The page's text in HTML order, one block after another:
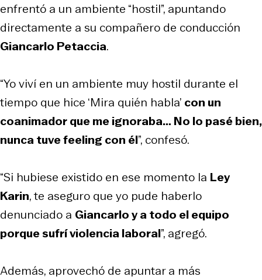
enfrentó a un ambiente “hostil”, apuntando
directamente a su compañero de conducción
Giancarlo Petaccia.
“Yo viví en un ambiente muy hostil durante el
tiempo que hice ‘Mira quién habla’ con un
coanimador que me ignoraba… No lo pasé bien,
nunca tuvefeelingcon él”, confesó.
“Si hubiese existido en ese momento la Ley
Karin, te aseguro que yo pude haberlo
denunciado a Giancarlo y a todo el equipo
porque sufrí violencia laboral”, agregó.
Además, aprovechó de apuntar a más